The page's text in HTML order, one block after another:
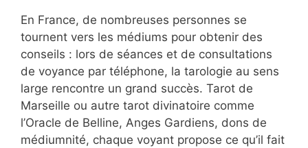
En France, de nombreuses personnes se
tournent vers les médiums pour obtenir des
conseils : lors de séances et de consultations
de voyance par téléphone, la tarologie au sens
large rencontre un grand succès. Tarot de
Marseille ou autre tarot divinatoire comme
l’Oracle de Belline, Anges Gardiens, dons de
médiumnité, chaque voyant propose ce qu’il fait